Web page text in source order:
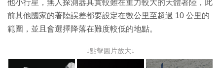
他小行星，無人探測器其實較難在重力較大的天體著陸，此
前其他國家的著陸誤差都要設定在數公里至超過 10 公里的
範圍，並且會選擇降落在難度較低的地點。
↓點擊圖片放大↓